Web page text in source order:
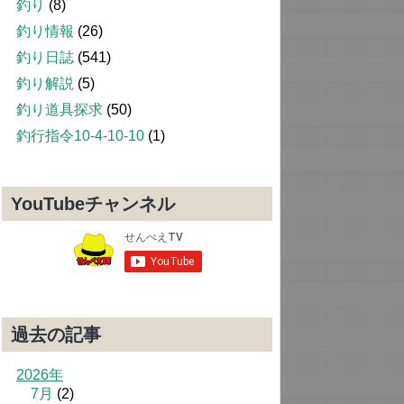
釣り (8)
釣り情報 (26)
釣り日誌 (541)
釣り解説 (5)
釣り道具探求 (50)
釣行指令10-4-10-10 (1)
YouTubeチャンネル
過去の記事
2026年
7月 (2)